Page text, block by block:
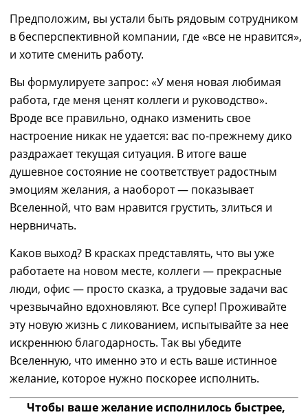
Предположим, вы устали быть рядовым сотрудником
в бесперспективной компании, где «все не нравится»,
и хотите сменить работу.
Вы формулируетезапрос: «У меня новая любимая
работа, где меня ценят коллеги и руководство».
Вроде все правильно, однако изменить свое
настроение никак не удается: вас по-прежнему дико
раздражает текущая ситуация. В итоге ваше
душевное состояние не соответствует радостным
эмоциям желания, а наоборот — показывает
Вселенной, что вам нравится грустить, злиться и
нервничать.
Каков выход? В красках представлять, что вы уже
работаете на новом месте, коллеги — прекрасные
люди, офис — просто сказка, а трудовые задачи вас
чрезвычайно вдохновляют. Все супер! Проживайте
эту новую жизнь с ликованием, испытывайте за нее
искреннюю благодарность. Так вы убедите
Вселенную, что именно это и есть ваше истинное
желание, которое нужно поскорее исполнить.
Чтобы ваше желание исполнилось быстрее,